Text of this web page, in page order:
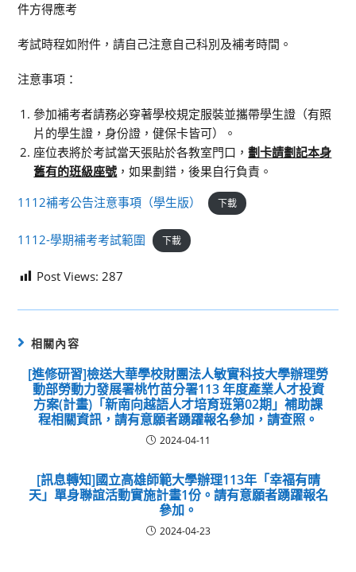
件方得應考
考試時程如附件，請自己注意自己科別及補考時間。
注意事項：
參加補考者請務必穿著學校規定服裝並攜帶學生證（有照
片的學生證，身份證，健保卡皆可）。
座位表將於考試當天張貼於各教室門口，劃卡請劃記本身
舊有的班級座號，如果劃錯，後果自行負責。
1112補考公告注意事項（學生版）
下載
1112-學期補考考試範圍 下載
Post Views: 287
相關內容
[進修研習]檢送大華學校財團法人敏實科技大學辦理勞
動部勞動力發展署桃竹苗分署113 年度產業人才投資
方案(計畫)「新南向越語人才培育班第02期」補助課
程相關資訊，請有意願者踴躍報名參加，請查照。
2024-04-11
[訊息轉知]國立高雄師範大學辦理113年「幸福有晴
天」單身聯誼活動實施計畫1份。請有意願者踴躍報名
參加。
2024-04-23